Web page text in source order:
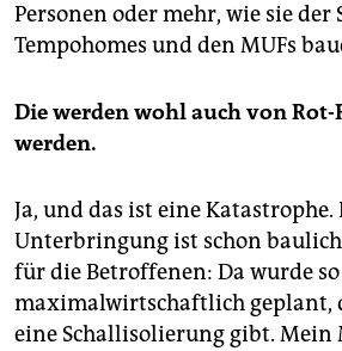
Personen oder mehr, wie sie der
Tempohomes und den MUFs
Die werden wohl auch von
werden.
Ja, und das ist eine Katastrophe.
Unterbringung ist schon
für die Betroffenen: Da wurde so
maximalwirtschaftlich geplant,
eine Schallisolierung gibt. Mein